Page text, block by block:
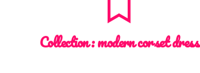
Collection :modern corset dress